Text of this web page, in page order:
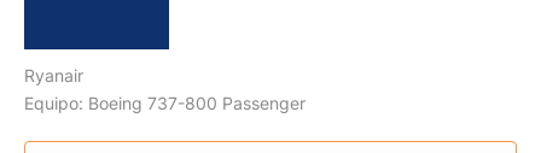
Ryanair
Equipo: Boeing 737-800 Passenger